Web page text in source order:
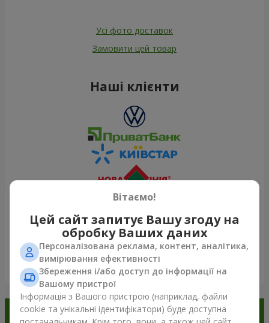
Усі фото доставок
Замовити цей товар
Наші клієнти
Переглянути все
Замовляйте в додатку
Вітаємо!
Цей сайт запитує Вашу згоду на
обробку Ваших даних
Персоналізована реклама, контент, аналітика,
вимірювання ефективності
Збереження і/або доступ до інформації на
Вашому пристрої
Інформація з Вашого пристрою (наприклад, файли
cookie та унікальні ідентифікатори) буде доступна